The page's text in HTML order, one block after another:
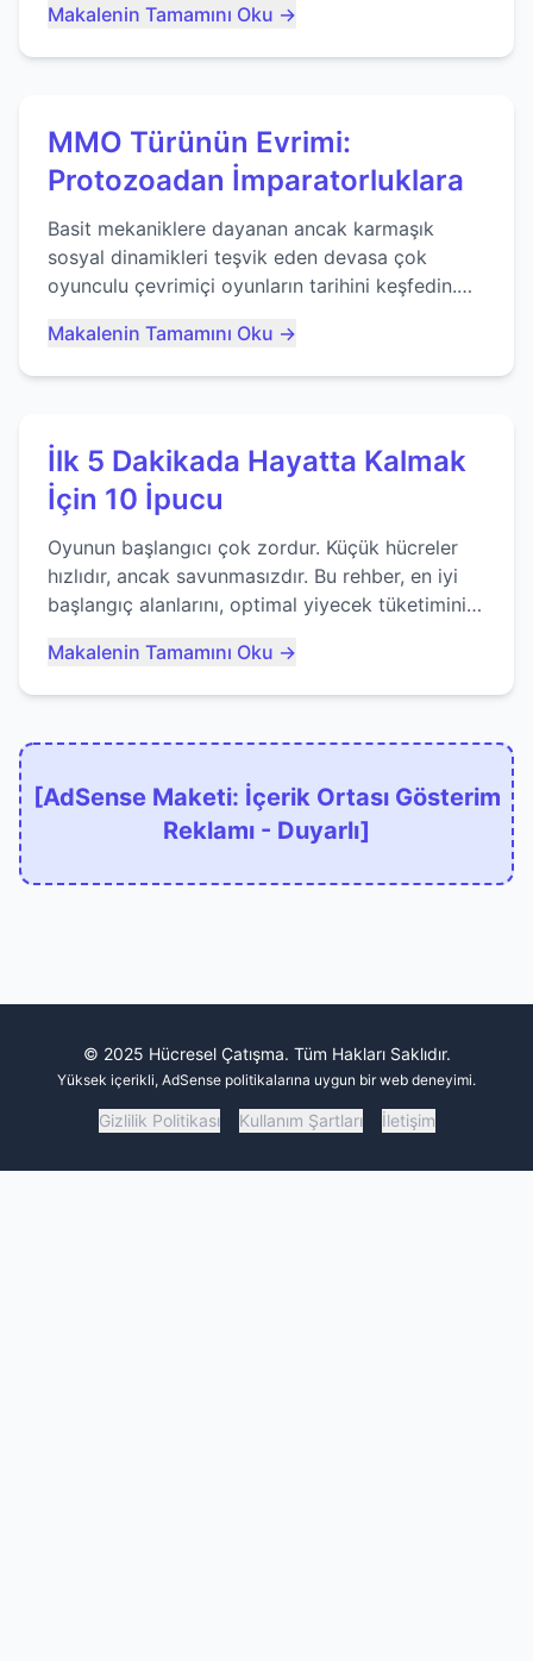
ustalaşacağınızı öğrenin...
Makalenin Tamamını Oku →
MMO Türünün Evrimi:
Protozoadan İmparatorluklara
Basit mekaniklere dayanan ancak karmaşık
sosyal dinamikleri teşvik eden devasa çok
oyunculu çevrimiçi oyunların tarihini keşfedin.
Makalenin Tamamını Oku →
İlk 5 Dakikada Hayatta Kalmak
İçin 10 İpucu
Oyunun başlangıcı çok zordur. Küçük hücreler
hızlıdır, ancak savunmasızdır. Bu rehber, en iyi
başlangıç alanlarını, optimal yiyecek tüketimini
kaçınacağınızı anlatıyor...
Makalenin Tamamını Oku →
[AdSense Maketi: İçerik Ortası Gösterim
Reklamı - Duyarlı]
© 2025 Hücresel Çatışma. Tüm Hakları Saklıdır.
Yüksek içerikli, AdSense politikalarına uygun bir web deneyimi.
Gizlilik Politikası Kullanım Şartları İletişim